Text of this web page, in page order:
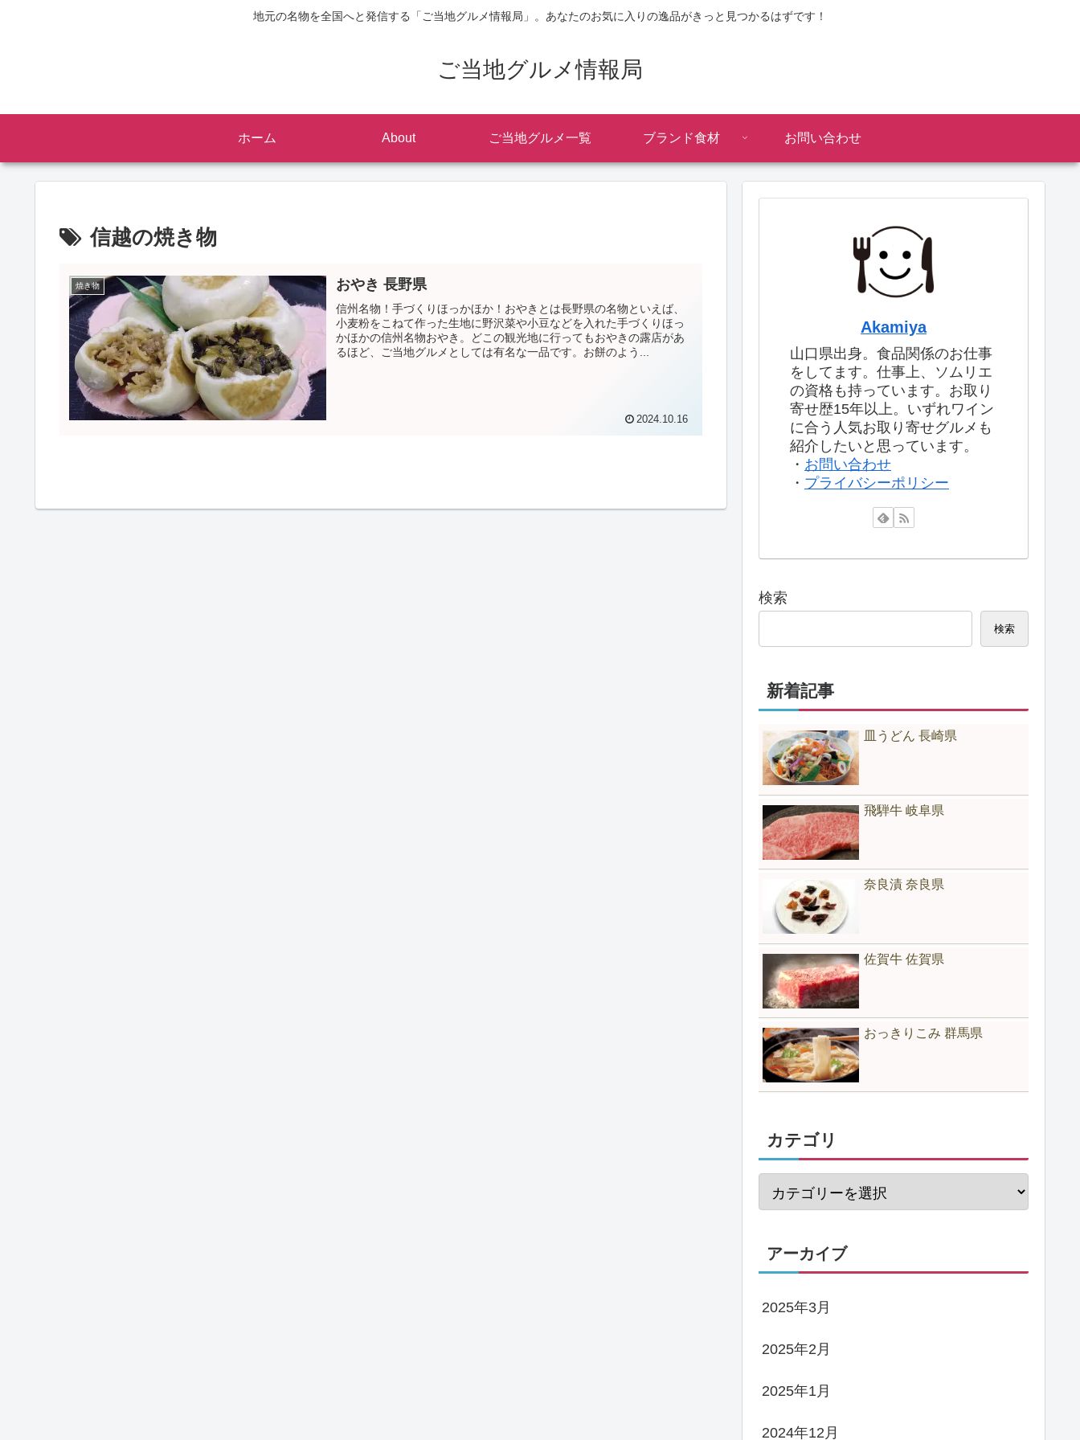
地元の名物を全国へと発信する「ご当地グルメ情報局」。あなたのお気に入りの逸品がきっと見つかるはずです！
ご当地グルメ情報局
ホーム About ご当地グルメ一覧 ブランド食材 お問い合わせ
信越の焼き物
焼き物 おやき 長野県
信州名物！手づくりほっかほか！おやきとは長野県の名物といえば、
小麦粉をこねて作った生地に野沢菜や小豆などを入れた手づくりほっ
かほかの信州名物おやき。どこの観光地に行ってもおやきの露店があ
るほど、ご当地グルメとしては有名な一品です。お餅のよう...
2024.10.16
Akamiya
山口県出身。食品関係のお仕事
をしてます。仕事上、ソムリエ
の資格も持っています。お取り
寄せ歴15年以上。いずれワイン
に合う人気お取り寄せグルメも
紹介したいと思っています。
・ お問い合わせ
・ プライバシーポリシー
検索
検索
新着記事
皿うどん 長崎県
飛騨牛 岐阜県
奈良漬 奈良県
佐賀牛 佐賀県
おっきりこみ 群馬県
カテゴリ
アーカイブ
2025年3月
2025年2月
2025年1月
2024年12月